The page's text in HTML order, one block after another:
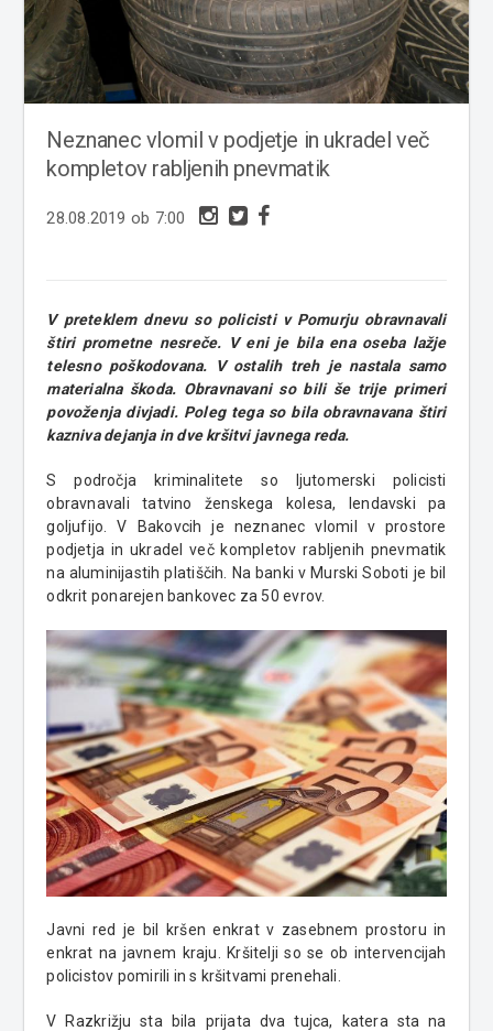
Neznanec vlomil v podjetje in ukradel več
kompletov rabljenih pnevmatik
28.08.2019 ob 7:00
V preteklem dnevu so policisti v Pomurju obravnavali
štiri prometne nesreče. V eni je bila ena oseba lažje
telesno poškodovana. V ostalih treh je nastala samo
materialna škoda. Obravnavani so bili še trije primeri
povoženja divjadi. Poleg tega so bila obravnavana štiri
kazniva dejanja in dve kršitvi javnega reda.
S področja kriminalitete so ljutomerski policisti
obravnavali tatvino ženskega kolesa, lendavski pa
goljufijo. V Bakovcih je neznanec vlomil v prostore
podjetja in ukradel več kompletov rabljenih pnevmatik
na aluminijastih platiščih. Na banki v Murski Soboti je bil
odkrit ponarejen bankovec za 50 evrov.
Javni red je bil kršen enkrat v zasebnem prostoru in
enkrat na javnem kraju. Kršitelji so se ob intervencijah
policistov pomirili in s kršitvami prenehali.
V Razkrižju sta bila prijata dva tujca, katera sta na